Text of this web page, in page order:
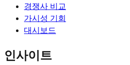
경쟁사 비교
가시성 기회
대시보드
인사이트